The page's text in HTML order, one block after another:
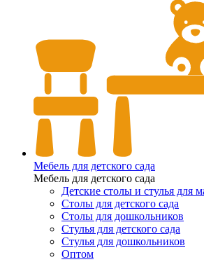
Мебель для детского сада
Мебель для детского сада
Детские столы и стулья для
Столы для детского сада
Столы для дошкольников
Стулья для детского сада
Стулья для дошкольников
Оптом